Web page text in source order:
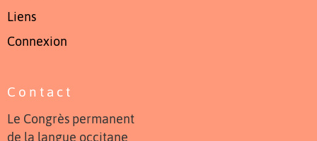
Liens
Connexion
Contact
Le Congrès permanent
de la langue occitane